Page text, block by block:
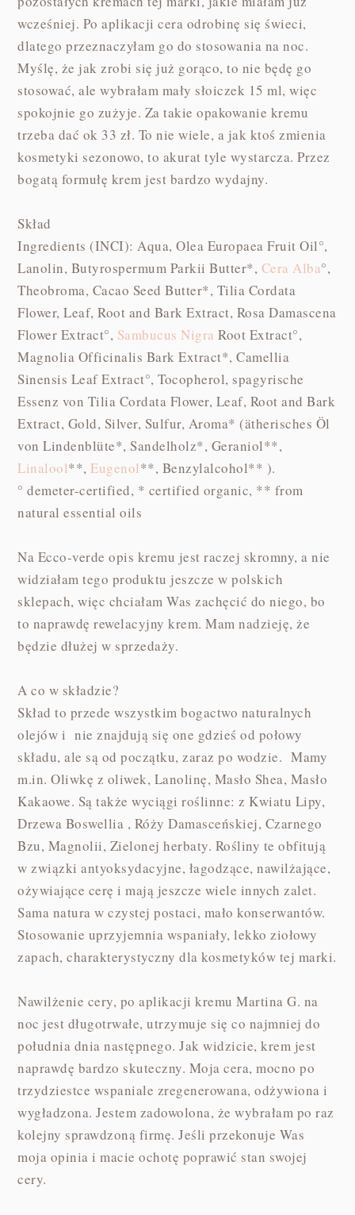
wcześniej. Po aplikacji cera odrobinę się świeci,
dlatego przeznaczyłam go do stosowania na noc.
Myślę, że jak zrobi się już gorąco, to nie będę go
stosować, ale wybrałam mały słoiczek 15 ml, więc
spokojnie go zużyje. Za takie opakowanie kremu
trzeba dać ok 33 zł. To nie wiele, a jak ktoś zmienia
kosmetyki sezonowo, to akurat tyle wystarcza. Przez
bogatą formułę krem jest bardzo wydajny.
Skład
Ingredients (INCI): Aqua, Olea Europaea Fruit Oil°,
Lanolin, Butyrospermum Parkii Butter*, Cera Alba°,
Theobroma, Cacao Seed Butter*, Tilia Cordata
Flower, Leaf, Root and Bark Extract, Rosa Damascena
Flower Extract°, Sambucus Nigra Root Extract°,
Magnolia Officinalis Bark Extract*, Camellia
Sinensis Leaf Extract°, Tocopherol, spagyrische
Essenz von Tilia Cordata Flower, Leaf, Root and Bark
Extract, Gold, Silver, Sulfur, Aroma* (ätherisches Öl
von Lindenblüte*, Sandelholz*, Geraniol**,
Linalool**,Eugenol**, Benzylalcohol** ).
° demeter-certified, * certified organic, ** from
natural essential oils
Na Ecco-verde opis kremu jest raczej skromny, a nie
widziałam tego produktu jeszcze w polskich
sklepach, więc chciałam Was zachęcić do niego, bo
to naprawdę rewelacyjny krem. Mam nadzieję, że
będzie dłużej w sprzedaży.
A co w składzie?
Skład to przede wszystkim bogactwo naturalnych
olejów i nie znajdują się one gdzieś od połowy
składu, ale są od początku, zaraz po wodzie. Mamy
m.in. Oliwkę z oliwek, Lanolinę, Masło Shea, Masło
Kakaowe. Są także wyciągi roślinne: z Kwiatu Lipy,
Drzewa Boswellia , Róży Damasceńskiej, Czarnego
Bzu, Magnolii, Zielonej herbaty. Rośliny te obfitują
w związki antyoksydacyjne, łagodzące, nawilżające,
ożywiające cerę i mają jeszcze wiele innych zalet.
Sama natura w czystej postaci, mało konserwantów.
Stosowanie uprzyjemnia wspaniały, lekko ziołowy
zapach, charakterystyczny dla kosmetyków tej marki.
Nawilżenie cery, po aplikacji kremu Martina G. na
noc jest długotrwałe, utrzymuje się co najmniej do
południa dnia następnego. Jak widzicie, krem jest
naprawdę bardzo skuteczny. Moja cera, mocno po
trzydziestce wspaniale zregenerowana, odżywiona i
wygładzona. Jestem zadowolona, że wybrałam po raz
kolejny sprawdzoną firmę. Jeśli przekonuje Was
moja opinia i macie ochotę poprawić stan swojej
cery.